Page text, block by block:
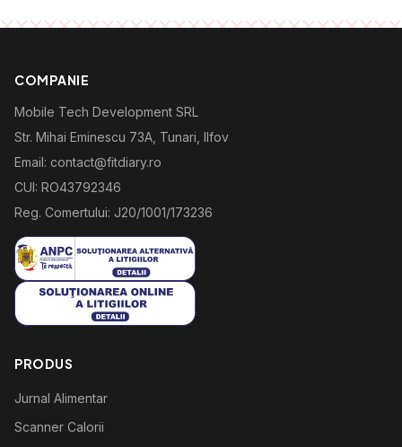
COMPANIE
Mobile Tech Development SRL
Str. Mihai Eminescu 73A, Tunari, Ilfov
Email: contact@fitdiary.ro
CUI: RO43792346
Reg. Comertului: J20/1001/173236
PRODUS
Jurnal Alimentar
Scanner Calorii